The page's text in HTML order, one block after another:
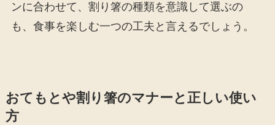
ンに合わせて、割り箸の種類を意識して選ぶの
も、食事を楽しむ一つの工夫と言えるでしょう。
おてもとや割り箸のマナーと正しい使い
方